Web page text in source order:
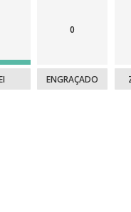
0
ENGRAÇADO